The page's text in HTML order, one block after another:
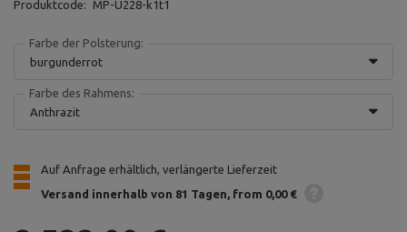
Produktcode:
MP-U228-k1t1
Farbe der Polsterung:
burgunderrot
Farbe des Rahmens:
Anthrazit
Auf Anfrage erhältlich, verlängerte Lieferzeit
Versand innerhalb von 81 Tagen from 0,00 €